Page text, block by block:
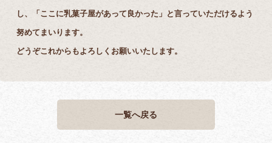
し、「ここに乳菓子屋があって良かった」と言っていただけるよう
努めてまいります。
どうぞこれからもよろしくお願いいたします。
一覧へ戻る